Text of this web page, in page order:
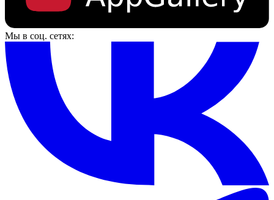
Мы в соц. сетях: